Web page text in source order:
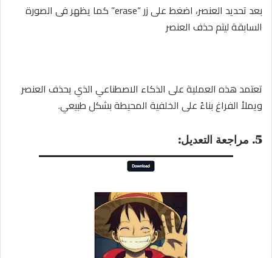
بعد تحديد العنصر، اضغط على زر “erase” كما يظهر فى الصورة
السابقة ليتم حذف العنصر
تعتمد هذه العملية على الذكاء الاصطناعي الذي يحذف العنصر
ويملأ الفراغ بناءً على الخلفية المحيطة بشكل طبيعي.
5. مراجعة التعديل: